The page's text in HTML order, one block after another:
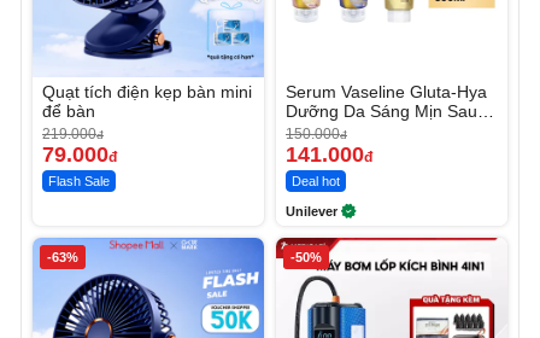
Quạt tích điện kẹp bàn mini
để bàn
219.000đ
79.000đ
Flash Sale
Serum Vaseline Gluta-Hya
Dưỡng Da Sáng Mịn Sau 7
Ngày
150.000đ
141.000đ
Deal hot
Unilever
-63% -50%